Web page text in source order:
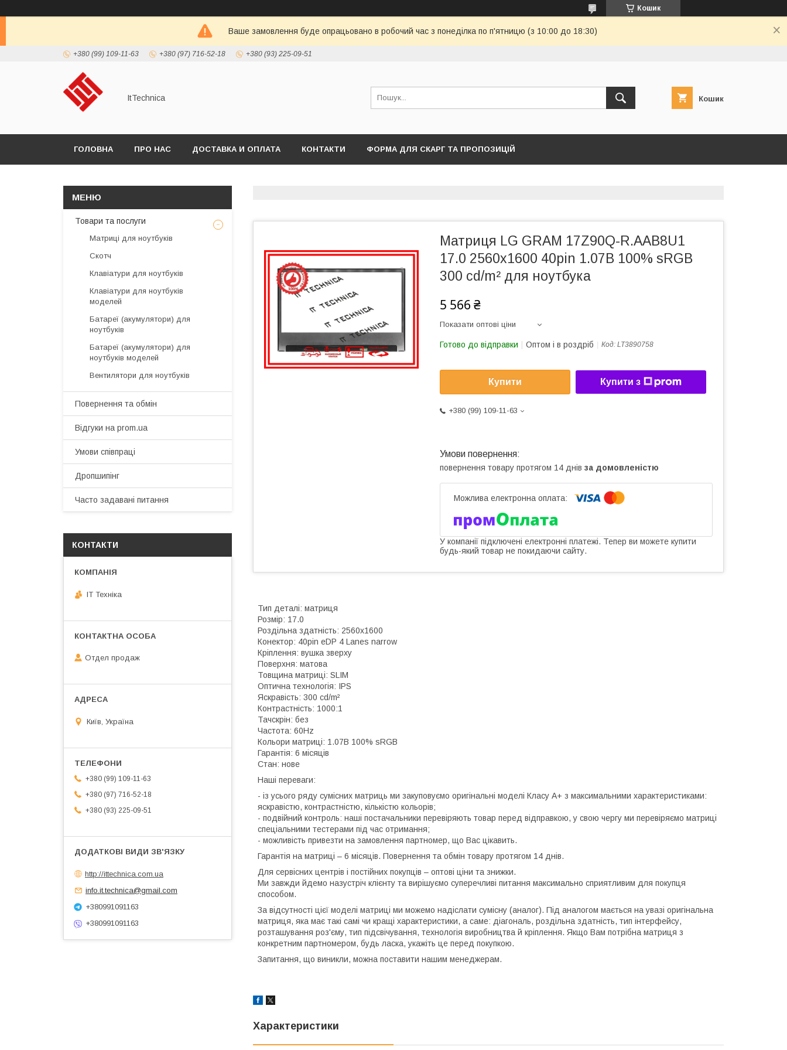
Кошик
Ваше замовлення буде опрацьовано в робочий час з понеділка по п'ятницю (з 10:00 до 18:30)
+380 (99) 109-11-63 +380 (97) 716-52-18 +380 (93) 225-09-51
ItTechnica Кошик
ГОЛОВНА ПРО НАС ДОСТАВКА И ОПЛАТА КОНТАКТИ ФОРМА ДЛЯ СКАРГ ТА ПРОПОЗИЦІЙ
Матриця LG GRAM 17Z90Q-R.AAB8U1
17.0 2560x1600 40pin 1.07B 100% sRGB
300 cd/m² для ноутбука
5 566 ₴
Показати оптові ціни
Готово до відправки Оптом і в роздріб Код: LT3890758
Купити Купити з
+380 (99) 109-11-63
повернення товару протягом 14 днів за домовленістю
У компанії підключені електронні платежі. Тепер ви можете купити
будь-який товар не покидаючи сайту.
Тип деталі: матриця
Розмір: 17.0
Роздільна здатність: 2560x1600
Конектор: 40pin eDP 4 Lanes narrow
Кріплення: вушка зверху
Поверхня: матова
Товщина матриці: SLIM
Оптична технологія: IPS
Яскравість: 300 cd/m²
Контрастність: 1000:1
Тачскрін: без
Частота: 60Hz
Кольори матриці: 1.07B 100% sRGB
Гарантія: 6 місяців
Стан: нове
Наші переваги:
- із усього ряду сумісних матриць ми закуповуємо оригінальні моделі Класу А+ з максимальними характеристиками:
яскравістю, контрастністю, кількістю кольорів;
- подвійний контроль: наші постачальники перевіряють товар перед відправкою, у свою чергу ми перевіряємо матриці
спеціальними тестерами під час отримання;
- можливість привезти на замовлення партномер, що Вас цікавить.
Гарантія на матриці – 6 місяців. Повернення та обмін товару протягом 14 днів.
Для сервісних центрів і постійних покупців – оптові ціни та знижки.
Ми завжди йдемо назустріч клієнту та вирішуємо суперечливі питання максимально сприятливим для покупця
способом.
За відсутності цієї моделі матриці ми можемо надіслати сумісну (аналог). Під аналогом мається на увазі оригінальна
матриця, яка має такі самі чи кращі характеристики, а саме: діагональ, роздільна здатність, тип інтерфейсу,
розташування роз'єму, тип підсвічування, технологія виробництва й кріплення. Якщо Вам потрібна матриця з
конкретним партномером, будь ласка, укажіть це перед покупкою.
Запитання, що виникли, можна поставити нашим менеджерам.
Характеристики
Товари та послуги
Матриці для ноутбуків
Скотч
Клавіатури для ноутбуків
Клавіатури для ноутбуків
моделей
Батареї (акумулятори) для
ноутбуків
Батареї (акумулятори) для
ноутбуків моделей
Вентилятори для ноутбуків
Повернення та обмін
Відгуки на prom.ua
Умови співпраці
Дропшипінг
Часто задавані питання
КОНТАКТИ
IT Техніка
Отдел продаж
Київ, Україна
+380 (99) 109-11-63
+380 (97) 716-52-18
+380 (93) 225-09-51
http://ittechnica.com.ua
info.it.technica@gmail.com
+380991091163
+380991091163